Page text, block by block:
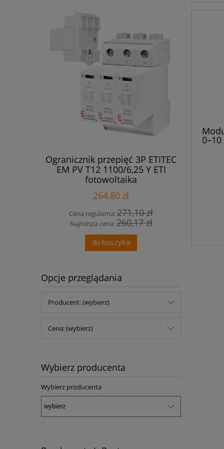
Ogranicznik przepięć 3P ETITEC
EM PV T12 1100/6,25 Y ETI
fotowoltaika
264,80 zł
Cena regularna:271,10 zł
Najniższa cena:260,17 zł
do koszyka
Opcje przeglądania
Producent: (wybierz)
Cena: (wybierz)
Wybierz producenta
Wybierz producenta